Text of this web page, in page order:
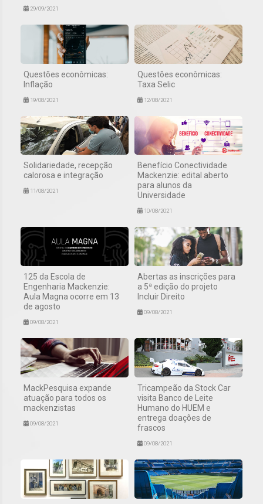
29/09/2021
Questões econômicas:
Inflação
19/08/2021
Questões econômicas:
Taxa Selic
12/08/2021
Solidariedade, recepção
calorosa e integração
11/08/2021
Benefício Conectividade
Mackenzie: edital aberto
para alunos da
Universidade
10/08/2021
125 da Escola de
Engenharia Mackenzie:
Aula Magna ocorre em 13
de agosto
09/08/2021
Abertas as inscrições para
a 5ª edição do projeto
Incluir Direito
09/08/2021
MackPesquisa expande
atuação para todos os
mackenzistas
09/08/2021
Tricampeão da Stock Car
visita Banco de Leite
Humano do HUEM e
entrega doações de
frascos
09/08/2021